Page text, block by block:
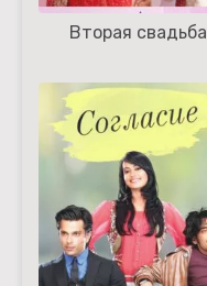
Вторая свадьба